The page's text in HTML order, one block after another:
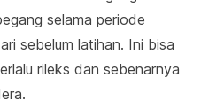
selama periode
sebelum latihan. Ini bisa
rileks dan sebenarnya